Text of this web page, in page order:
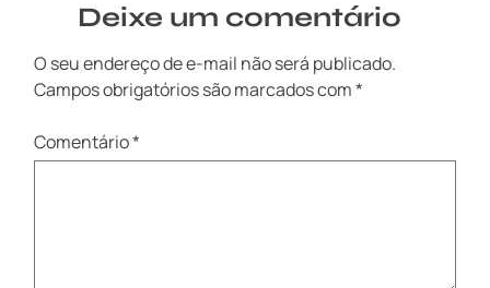
Deixe um comentário
O seu endereço de e-mail não será publicado.
Campos obrigatórios são marcados com*
Comentário*